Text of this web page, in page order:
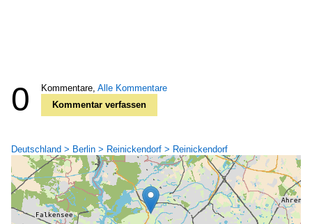
0 Kommentare, Alle Kommentare
Kommentar verfassen
Deutschland > Berlin > Reinickendorf > Reinickendorf